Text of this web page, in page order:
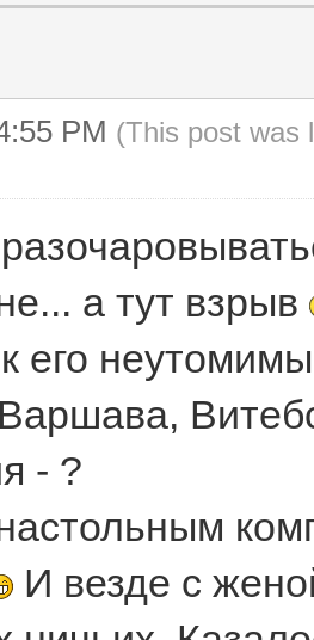
PM (This post was
а тут взрыв
его
- ?
И везде с